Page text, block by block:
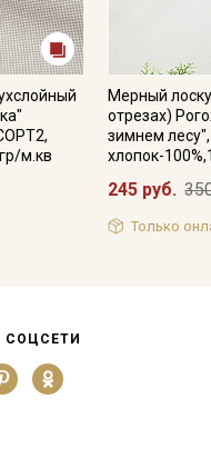
м.кв
Мерный
отрезах)
зимнем
хлопок-
245 руб.
Только
СОЦСЕТИ